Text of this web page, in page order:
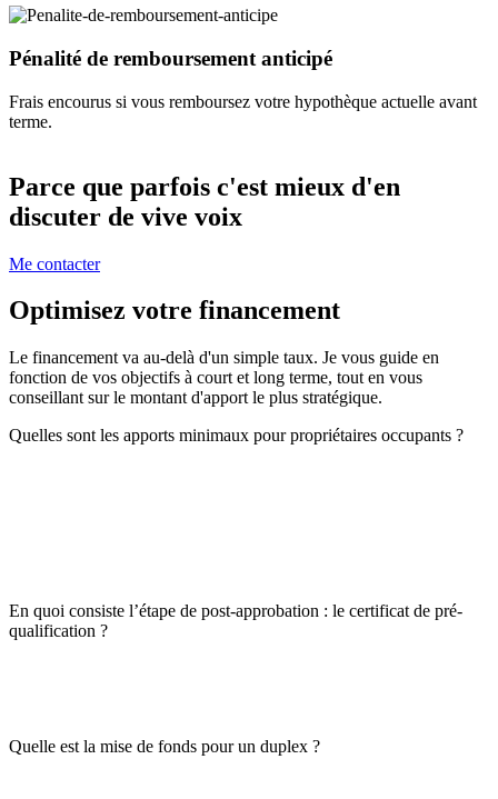
Pénalité de remboursement anticipé
Frais encourus si vous remboursez votre hypothèque actuelle avant
terme.
Parce que parfois c'est mieux d'en
discuter de vive voix
Me contacter
Optimisez votre financement
Le financement va au-delà d'un simple taux. Je vous guide en
fonction de vos objectifs à court et long terme, tout en vous
conseillant sur le montant d'apport le plus stratégique.
Quelles sont les apports minimaux pour propriétaires occupants ?
En quoi consiste l’étape de post-approbation : le certificat de pré-
qualification ?
Quelle est la mise de fonds pour un duplex ?